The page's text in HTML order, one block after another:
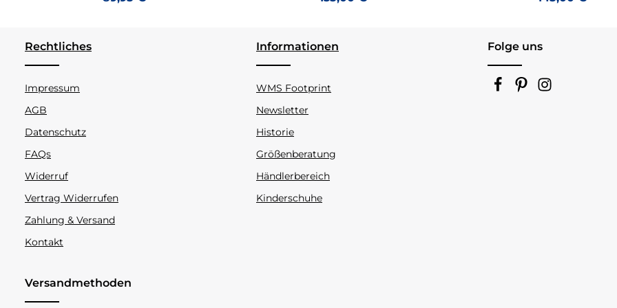
Rechtliches
Impressum
AGB
Datenschutz
FAQs
Widerruf
Vertrag Widerrufen
Zahlung & Versand
Kontakt
Informationen
WMS Footprint
Newsletter
Historie
Größenberatung
Händlerbereich
Kinderschuhe
Folge uns
Versandmethoden